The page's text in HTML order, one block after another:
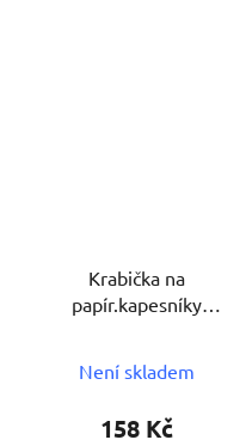
Krabička na
papír.kapesníky
Není skladem
158 Kč